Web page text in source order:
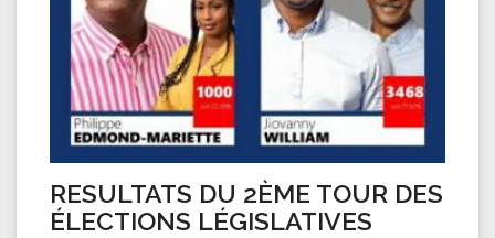
RESULTATS DU 2ÈME TOUR DES
ÉLECTIONS LÉGISLATIVES